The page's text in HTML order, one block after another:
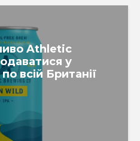
Athletic
у
всій Британії